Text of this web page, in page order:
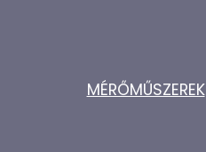
MÉRŐMŰSZEREK